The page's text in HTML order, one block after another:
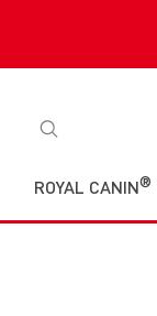
ROYAL CANIN®